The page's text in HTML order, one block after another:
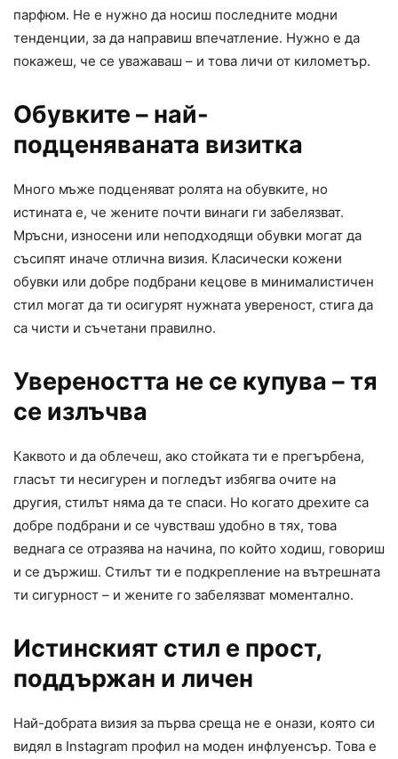
парфюм. Не е нужно да носиш последните модни
тенденции, за да направиш впечатление. Нужно е да
покажеш, че се уважаваш – и това личи от километър.
Обувките – най-
подценяваната визитка
Много мъже подценяват ролята на обувките, но
истината е, че жените почти винаги ги забелязват.
Мръсни, износени или неподходящи обувки могат да
съсипят иначе отлична визия. Класически кожени
обувки или добре подбрани кецове в минималистичен
стил могат да ти осигурят нужната увереност, стига да
са чисти и съчетани правилно.
Увереността не се купува – тя
се излъчва
Каквото и да облечеш, ако стойката ти е прегърбена,
гласът ти несигурен и погледът избягва очите на
другия, стилът няма да те спаси. Но когато дрехите са
добре подбрани и се чувстваш удобно в тях, това
веднага се отразява на начина, по който ходиш, говориш
и се държиш. Стилът ти е подкрепление на вътрешната
ти сигурност – и жените го забелязват моментално.
Истинският стил е прост,
поддържан и личен
Най-добрата визия за първа среща не е онази, която си
видял в Instagram профил на моден инфлуенсър. Това е